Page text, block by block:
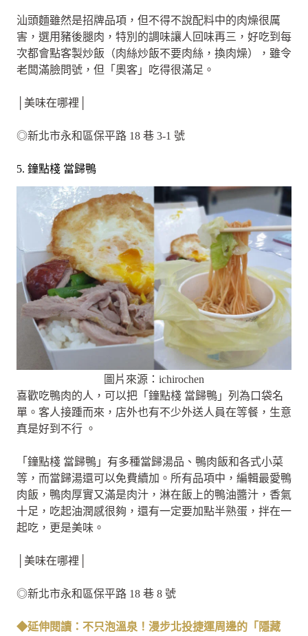
汕頭麵雖然是招牌品項，但不得不說配料中的肉燥很厲
害，選用豬後腿肉，特別的調味讓人回味再三，好吃到每
次都會點客製炒飯（肉絲炒飯不要肉絲，換肉燥），雖令
老闆滿臉問號，但「奧客」吃得很滿足。
│美味在哪裡│
◎新北市永和區保平路 18 巷 3-1 號
5. 鐘點棧 當歸鴨
圖片來源：ichirochen
喜歡吃鴨肉的人，可以把「鐘點棧 當歸鴨」列為口袋名
單。客人接踵而來，店外也有不少外送人員在等餐，生意
真是好到不行 。
「鐘點棧 當歸鴨」有多種當歸湯品、鴨肉飯和各式小菜
等，而當歸湯還可以免費續加。所有品項中，編輯最愛鴨
肉飯，鴨肉厚實又滿是肉汁，淋在飯上的鴨油醬汁，香氣
十足，吃起油潤感很夠，還有一定要加點半熟蛋，拌在一
起吃，更是美味。
│美味在哪裡│
◎新北市永和區保平路 18 巷 8 號
◆延伸閱讀：不只泡溫泉！漫步北投捷運周邊的「隱藏